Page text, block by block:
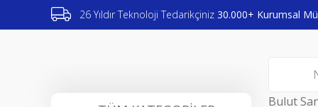
26 Yıldır Teknoloji Tedarikçiniz 30.000+ Kurumsal
Bulut